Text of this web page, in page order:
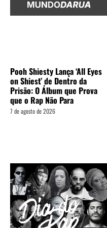
Pooh Shiesty Lança ‘All Eyes
on Shiest’ de Dentro da
Prisão: O Álbum que Prova
que o Rap Não Para
7 de agosto de 2026